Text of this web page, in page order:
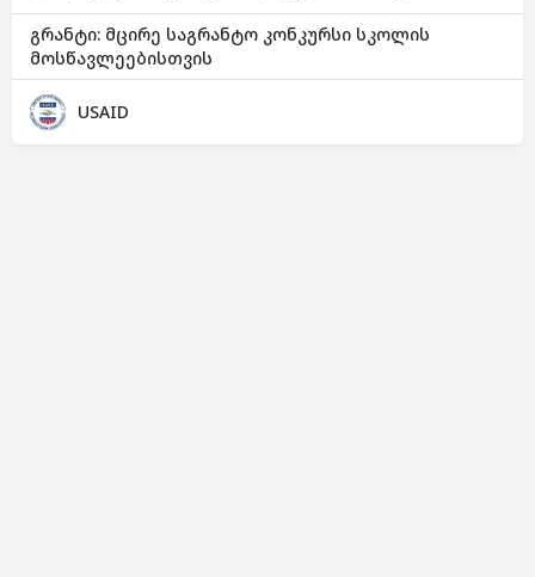
გრანტი: მცირე საგრანტო კონკურსი სკოლის
მოსწავლეებისთვის
USAID